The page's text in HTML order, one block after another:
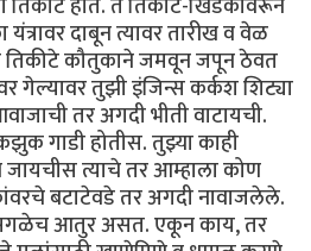
दाबून त्यावर तारीख व वेळ
कौतुकाने जमवून जपून ठेवत
गेल्यावर तुझी इंजिन्स कर्कश शिट्या
तर अगदी भीती वाटायची.
गाडी होतीस. तुझ्या काही
जायचीस त्याचे तर आम्हाला कोण
बटाटेवडे तर अगदी नावाजलेले.
सगळेच आतुर असत. एकून काय, तर